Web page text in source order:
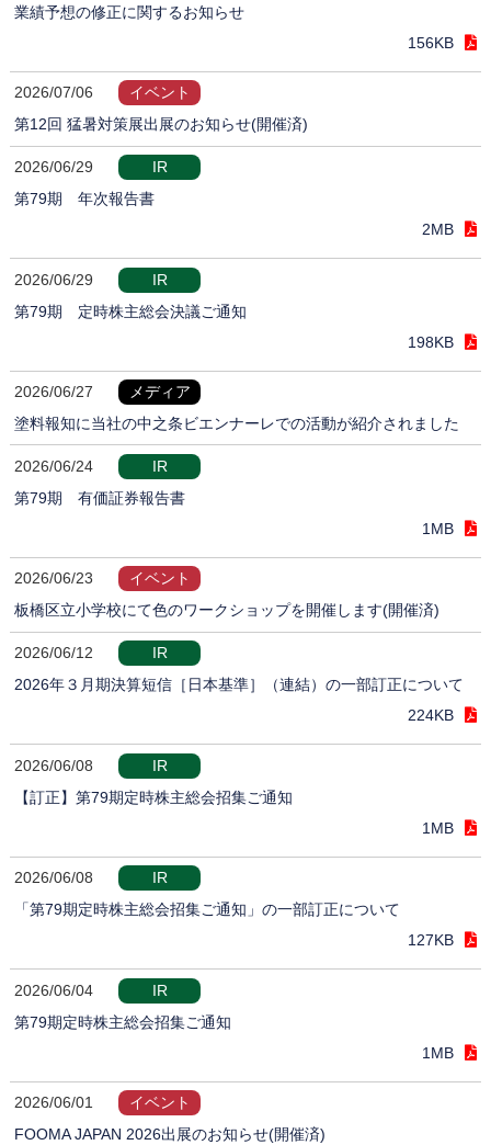
業績予想の修正に関するお知らせ
156KB
2026/07/06
イベント
第12回 猛暑対策展出展のお知らせ(開催済)
2026/06/29
IR
第79期 年次報告書
2MB
2026/06/29
IR
第79期 定時株主総会決議ご通知
198KB
2026/06/27
メディア
塗料報知に当社の中之条ビエンナーレでの活動が紹介されました
2026/06/24
IR
第79期 有価証券報告書
1MB
2026/06/23
イベント
板橋区立小学校にて色のワークショップを開催します(開催済)
2026/06/12
IR
2026年３月期決算短信［日本基準］（連結）の一部訂正について
224KB
2026/06/08
IR
【訂正】第79期定時株主総会招集ご通知
1MB
2026/06/08
IR
「第79期定時株主総会招集ご通知」の一部訂正について
127KB
2026/06/04
IR
第79期定時株主総会招集ご通知
1MB
2026/06/01
イベント
FOOMA JAPAN 2026出展のお知らせ(開催済)